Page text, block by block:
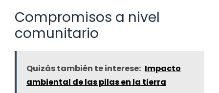
Compromisos a nivel
comunitario
Quizás también te interese: Impacto
ambiental de las pilas en la tierra